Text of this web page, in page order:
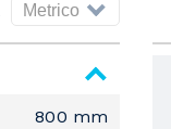
800 mm